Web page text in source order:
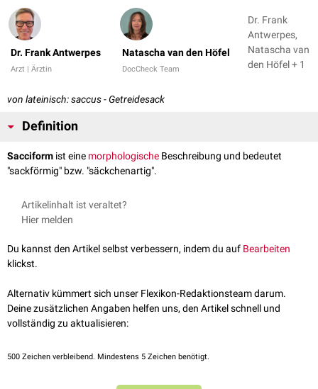
Dr. Frank Antwerpes
Arzt | Ärztin
Natascha van den Höfel
DocCheck Team
Dr. Frank
Antwerpes,
Natascha van
den Höfel + 1
von lateinisch: saccus - Getreidesack
Definition
Sacciform ist eine morphologische Beschreibung und bedeutet
"sackförmig" bzw. "säckchenartig".
Artikelinhalt ist veraltet?
Hier melden
Du kannst den Artikel selbst verbessern, indem du auf Bearbeiten
klickst.
Alternativ kümmert sich unser Flexikon-Redaktionsteam darum.
Deine zusätzlichen Angaben helfen uns, den Artikel schnell und
vollständig zu aktualisieren:
500 Zeichen verbleibend. Mindestens 5 Zeichen benötigt.